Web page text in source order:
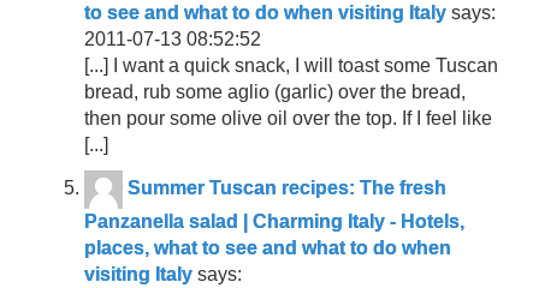
to see and what to do when visiting Italy says:
2011-07-13 08:52:52
[...] I want a quick snack, I will toast some Tuscan
bread, rub some aglio (garlic) over the bread,
then pour some olive oil over the top. If I feel like
[...]
Summer Tuscan recipes: The fresh
Panzanella salad | Charming Italy - Hotels,
places, what to see and what to do when
visiting Italy says: